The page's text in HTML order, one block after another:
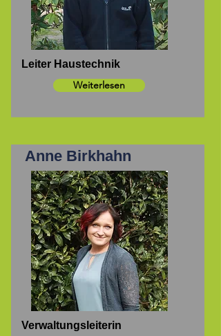
Leiter Haustechnik
Weiterlesen
Anne Birkhahn
Verwaltungsleiterin